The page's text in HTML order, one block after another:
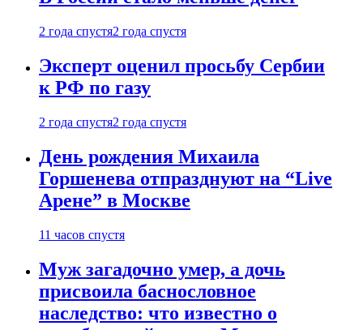
2 года спустя2 года спустя
Эксперт оценил просьбу Сербии
к РФ по газу
2 года спустя2 года спустя
День рождения Михаила
Горшенева отпразднуют на “Live
Арене” в Москве
11 часов спустя
Муж загадочно умер, а дочь
присвоила баснословное
наследство: что известно о